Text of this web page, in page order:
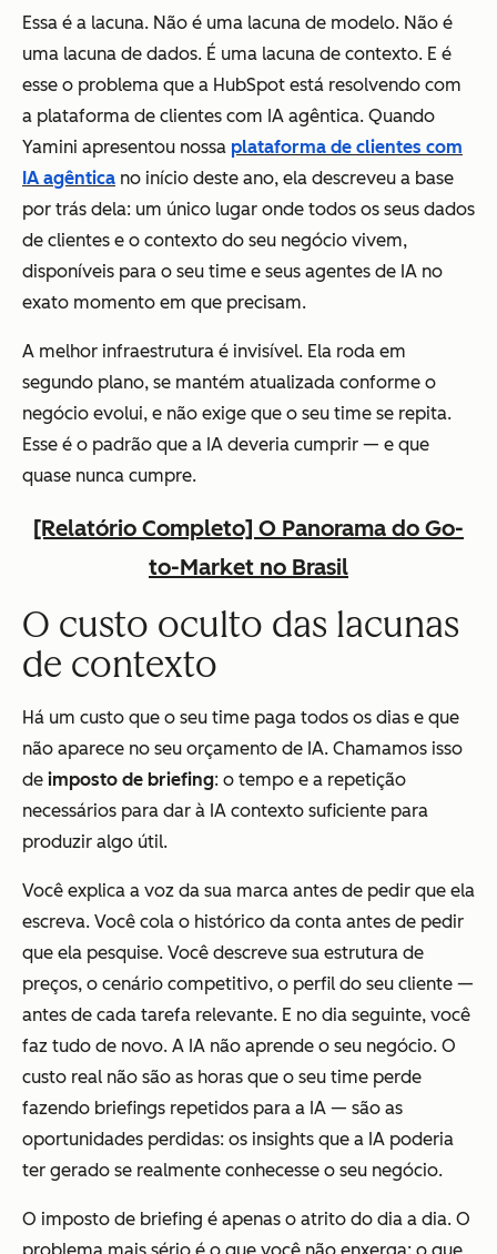
Essa é a lacuna. Não é uma lacuna de modelo. Não é
uma lacuna de dados. É uma lacuna de contexto. E é
esse o problema que a HubSpot está resolvendo com
a plataforma de clientes com IA agêntica. Quando
Yamini apresentou nossa plataforma de clientes com
IA agêntica no início deste ano, ela descreveu a base
por trás dela: um único lugar onde todos os seus dados
de clientes e o contexto do seu negócio vivem,
disponíveis para o seu time e seus agentes de IA no
exato momento em que precisam.
A melhor infraestrutura é invisível. Ela roda em
segundo plano, se mantém atualizada conforme o
negócio evolui, e não exige que o seu time se repita.
Esse é o padrão que a IA deveria cumprir — e que
quase nunca cumpre.
[Relatório Completo] O Panorama do Go-
to-Market no Brasil
O custo oculto das lacunas
de contexto
Há um custo que o seu time paga todos os dias e que
não aparece no seu orçamento de IA. Chamamos isso
de imposto de briefing: o tempo e a repetição
necessários para dar à IA contexto suficiente para
produzir algo útil.
Você explica a voz da sua marca antes de pedir que ela
escreva. Você cola o histórico da conta antes de pedir
que ela pesquise. Você descreve sua estrutura de
preços, o cenário competitivo, o perfil do seu cliente —
antes de cada tarefa relevante. E no dia seguinte, você
faz tudo de novo. A IA não aprende o seu negócio. O
custo real não são as horas que o seu time perde
fazendo briefings repetidos para a IA — são as
oportunidades perdidas: os insights que a IA poderia
ter gerado se realmente conhecesse o seu negócio.
O imposto de briefing é apenas o atrito do dia a dia. O